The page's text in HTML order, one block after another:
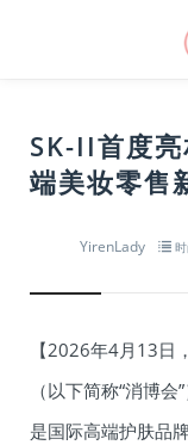
SK-II首度
端美妆零售
YirenLady
【2026年4月13日
（以下简称“消博
是国际高端护肤品